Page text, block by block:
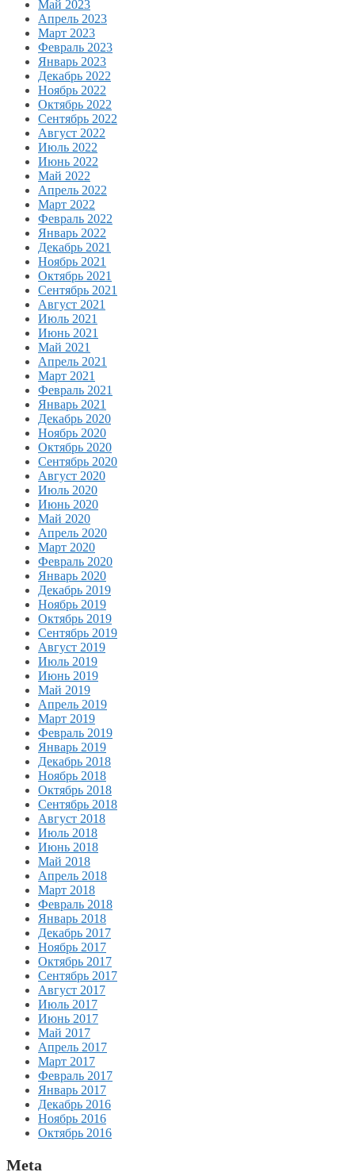
Май 2023
Апрель 2023
Март 2023
Февраль 2023
Январь 2023
Декабрь 2022
Ноябрь 2022
Октябрь 2022
Сентябрь 2022
Август 2022
Июль 2022
Июнь 2022
Май 2022
Апрель 2022
Март 2022
Февраль 2022
Январь 2022
Декабрь 2021
Ноябрь 2021
Октябрь 2021
Сентябрь 2021
Август 2021
Июль 2021
Июнь 2021
Май 2021
Апрель 2021
Март 2021
Февраль 2021
Январь 2021
Декабрь 2020
Ноябрь 2020
Октябрь 2020
Сентябрь 2020
Август 2020
Июль 2020
Июнь 2020
Май 2020
Апрель 2020
Март 2020
Февраль 2020
Январь 2020
Декабрь 2019
Ноябрь 2019
Октябрь 2019
Сентябрь 2019
Август 2019
Июль 2019
Июнь 2019
Май 2019
Апрель 2019
Март 2019
Февраль 2019
Январь 2019
Декабрь 2018
Ноябрь 2018
Октябрь 2018
Сентябрь 2018
Август 2018
Июль 2018
Июнь 2018
Май 2018
Апрель 2018
Март 2018
Февраль 2018
Январь 2018
Декабрь 2017
Ноябрь 2017
Октябрь 2017
Сентябрь 2017
Август 2017
Июль 2017
Июнь 2017
Май 2017
Апрель 2017
Март 2017
Февраль 2017
Январь 2017
Декабрь 2016
Ноябрь 2016
Октябрь 2016
Meta